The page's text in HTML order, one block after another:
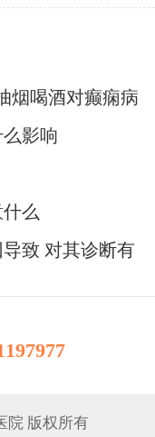
烟喝酒对癫痫病
影响
么
致 对其诊断有
院 版权所有